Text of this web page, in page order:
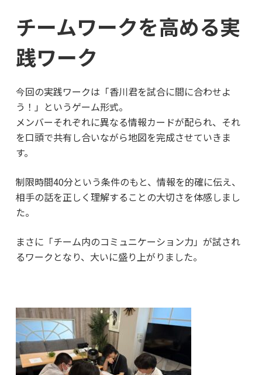
チームワークを高める実
践ワーク
今回の実践ワークは「香川君を試合に間に合わせよ
う！」というゲーム形式。
メンバーそれぞれに異なる情報カードが配られ、それ
を口頭で共有し合いながら地図を完成させていきま
す。
制限時間40分という条件のもと、情報を的確に伝え、
相手の話を正しく理解することの大切さを体感しまし
た。
まさに「チーム内のコミュニケーション力」が試され
るワークとなり、大いに盛り上がりました。